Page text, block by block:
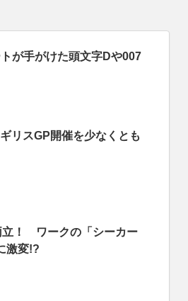
が手がけた頭文字Dや007
リスGP開催を少なくとも
立！ ワークの「シーカー
激変!?